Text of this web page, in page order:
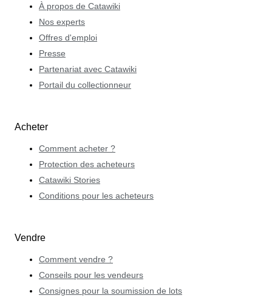
À propos de Catawiki
Nos experts
Offres d'emploi
Presse
Partenariat avec Catawiki
Portail du collectionneur
Acheter
Comment acheter ?
Protection des acheteurs
Catawiki Stories
Conditions pour les acheteurs
Vendre
Comment vendre ?
Conseils pour les vendeurs
Consignes pour la soumission de lots